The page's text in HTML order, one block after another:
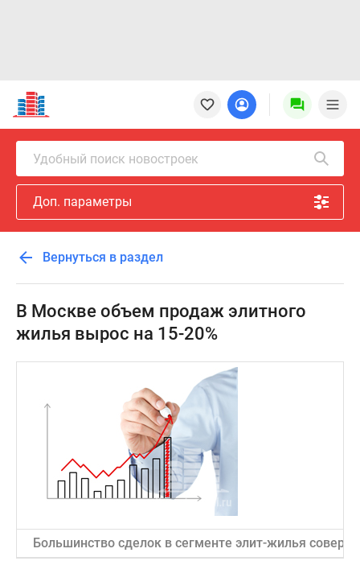
Новостройки
Квартиры
Ипотека
Новостройки
Москвы
Новостройки
Подмосковья
Новостройки
Москвы
Готовые
новостройки
Новостройки
карте
застройщики
новостроек
Видеообзор
Удобный поиск новостроек
Доп. параметры
Вернуться в раздел
В Москве объем продаж элитного
жилья вырос на 15-20%
Большинство сделок в сегменте элит-жилья